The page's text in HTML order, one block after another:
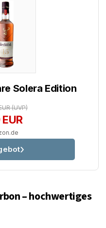
Solera Edition
(UVP)
– hochwertiges